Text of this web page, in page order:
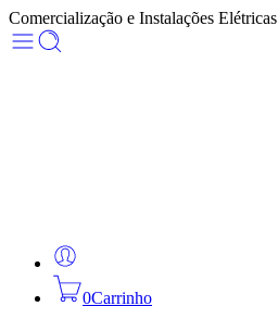
Comercialização e Instalações Elétricas
0Carrinho